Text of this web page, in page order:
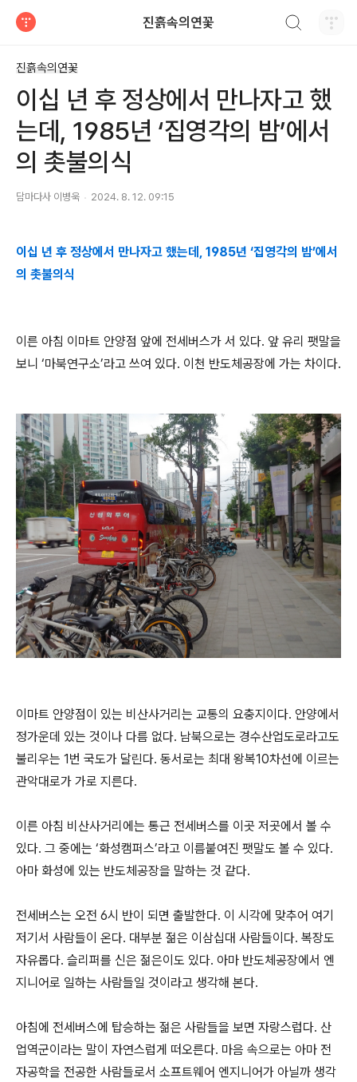
진흙속의연꽃
진흙속의연꽃
이십 년 후 정상에서 만나자고 했
는데, 1985년 ‘집영각의 밤’에서
의 촛불의식
담마다사 이병욱 2024. 8. 12. 09:15
이십 년 후 정상에서 만나자고 했는데, 1985년 ‘집영각의 밤’에서
의 촛불의식
이른 아침 이마트 안양점 앞에 전세버스가 서 있다. 앞 유리 팻말을
보니 ‘마북연구소’라고 쓰여 있다. 이천 반도체공장에 가는 차이다.
이마트 안양점이 있는 비산사거리는 교통의 요충지이다. 안양에서
정가운데 있는 것이나 다름 없다. 남북으로는 경수산업도로라고도
불리우는 1번 국도가 달린다. 동서로는 최대 왕복10차선에 이르는
관악대로가 가로 지른다.
이른 아침 비산사거리에는 통근 전세버스를 이곳 저곳에서 볼 수
있다. 그 중에는 ‘화성캠퍼스’라고 이름붙여진 팻말도 볼 수 있다.
아마 화성에 있는 반도체공장을 말하는 것 같다.
전세버스는 오전 6시 반이 되면 출발한다. 이 시각에 맞추어 여기
저기서 사람들이 온다. 대부분 젊은 이삼십대 사람들이다. 복장도
자유롭다. 슬리퍼를 신은 젊은이도 있다. 아마 반도체공장에서 엔
지니어로 일하는 사람들일 것이라고 생각해 본다.
아침에 전세버스에 탑승하는 젊은 사람들을 보면 자랑스럽다. 산
업역군이라는 말이 자연스럽게 떠오른다. 마음 속으로는 아마 전
자공학을 전공한 사람들로서 소프트웨어 엔지니어가 아닐까 생각